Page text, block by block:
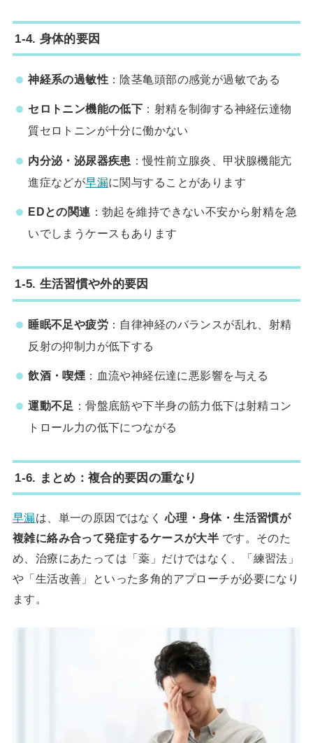
1-4. 身体的要因
神経系の過敏性 ：陰茎亀頭部の感覚が過敏である
セロトニン機能の低下 ：射精を制御する神経伝達物
質セロトニンが十分に働かない
内分泌・泌尿器疾患 ：慢性前立腺炎、甲状腺機能亢
進症などが早漏に関与することがあります
EDとの関連 ：勃起を維持できない不安から射精を急
いでしまうケースもあります
1-5. 生活習慣や外的要因
睡眠不足や疲労 ：自律神経のバランスが乱れ、射精
反射の抑制力が低下する
飲酒・喫煙 ：血流や神経伝達に悪影響を与える
運動不足 ：骨盤底筋や下半身の筋力低下は射精コン
トロール力の低下につながる
1-6. まとめ：複合的要因の重なり
早漏は、単一の原因ではなく心理・身体・生活習慣が
複雑に絡み合って発症するケースが大半 です。そのた
め、治療にあたっては「薬」だけではなく、「練習法」
や「生活改善」といった多角的アプローチが必要になり
ます。